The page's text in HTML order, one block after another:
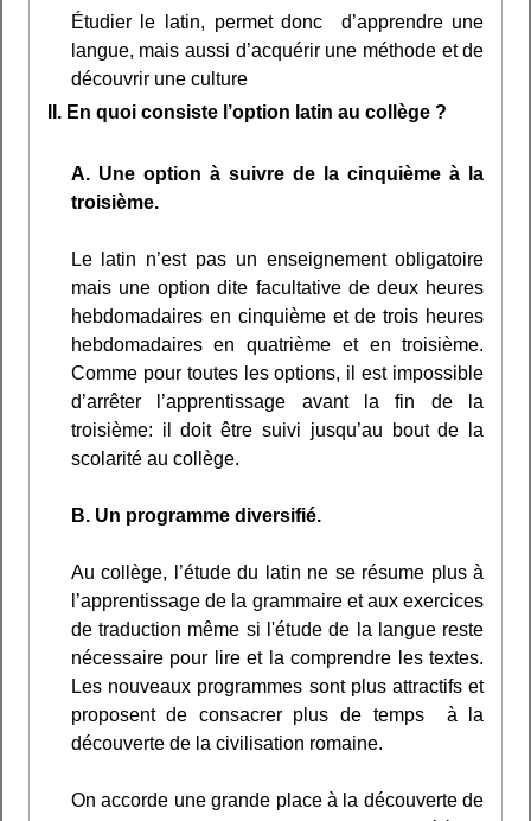
Étudier le latin, permet donc d’apprendre une
langue, mais aussi d’acquérir une méthode et de
découvrir une culture
II. En quoi consiste l’option latin au collège ?
A. Une option à suivre de la cinquième à la
troisième.
Le latin n’est pas un enseignement obligatoire
mais une option dite facultative de deux heures
hebdomadaires en cinquième et de trois heures
hebdomadaires en quatrième et en troisième.
Comme pour toutes les options, il est impossible
d’arrêter l’apprentissage avant la fin de la
troisième: il doit être suivi jusqu’au bout de la
scolarité au collège.
B. Un programme diversifié.
Au collège, l’étude du latin ne se résume plus à
l’apprentissage de la grammaire et aux exercices
de traduction même si l'étude de la langue reste
nécessaire pour lire et la comprendre les textes.
Les nouveaux programmes sont plus attractifs et
proposent de consacrer plus de temps à la
découverte de la civilisation romaine.
On accorde une grande place à la découverte de